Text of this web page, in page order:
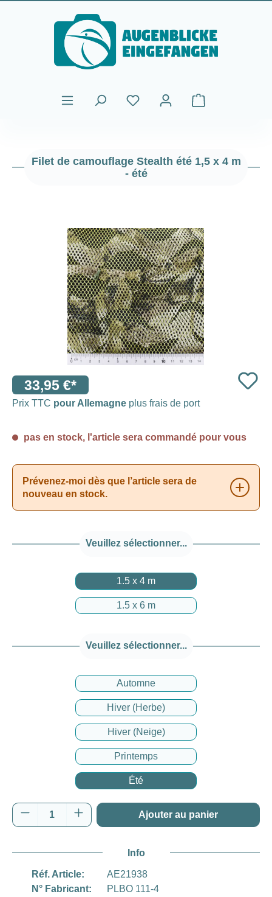
Passer au contenu principal
Le panier
Filet de camouflage Stealth été 1,5 x 4 m
- été
33,95 €*
Prix TTC pour Allemagne plus frais de port
pas en stock, l'article sera commandé pour vous
Prévenez-moi dès que l’article sera de
nouveau en stock.
Veuillez sélectionner...
1.5 x 4 m
1.5 x 6 m
Veuillez sélectionner...
Automne
Hiver (Herbe)
Hiver (Neige)
Printemps
Été
Quantité de produit : Entrez la quantité
Ajouter au panier
Info
Réf. Article:
AE21938
N° Fabricant:
PLBO 111-4